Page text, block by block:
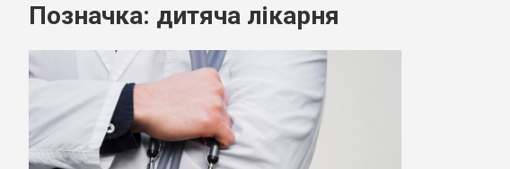
Позначка: дитяча лікарня